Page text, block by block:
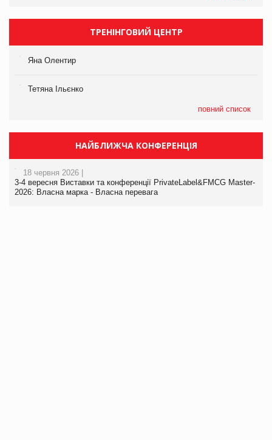
ТРЕНІНГОВИЙ ЦЕНТР
Яна Олентир
Тетяна Ільєнко
повний список
НАЙБЛИЖЧА КОНФЕРЕНЦІЯ
18 червня 2026 |
3-4 вересня Виставки та конференції PrivateLabel&FMCG Master-
2026: Власна марка - Власна перевага